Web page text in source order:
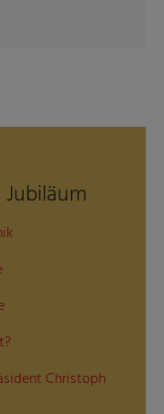
Christoph